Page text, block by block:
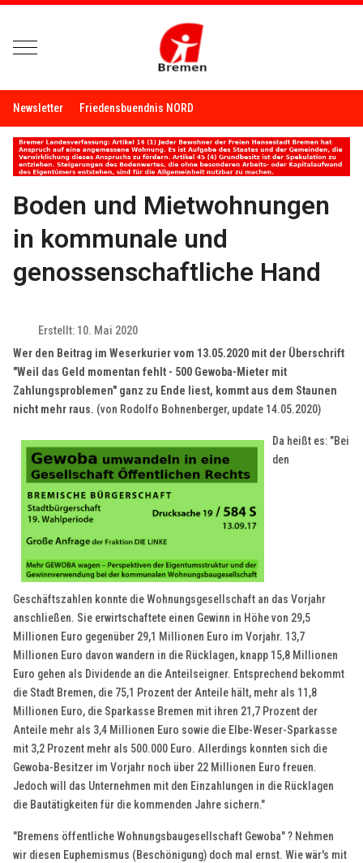
Mobile Menu Toggle
Newsletter Friedensbuendnis NORD
Boden und Mietwohnungen
in kommunale und
genossenschaftliche Hand
Erstellt: 10. Mai 2020
Wer den Beitrag im Weserkurier vom 13.05.2020 mit der Überschrift
"Weil das Geld momentan fehlt - 500 Gewoba-Mieter mit
Zahlungsproblemen" ganz zu Ende liest, kommt aus dem Staunen
nicht mehr raus. (von Rodolfo Bohnenberger, update 14.05.2020)
Da heißt es: "Bei
den
Geschäftszahlen konnte die Wohnungsgesellschaft an das Vorjahr
anschließen. Sie erwirtschaftete einen Gewinn in Höhe von 29,5
Millionen Euro gegenüber 29,1 Millionen Euro im Vorjahr. 13,7
Millionen Euro davon wandern in die Rücklagen, knapp 15,8 Millionen
Euro gehen als Dividende an die Anteilseigner. Entsprechend bekommt
die Stadt Bremen, die 75,1 Prozent der Anteile hält, mehr als 11,8
Millionen Euro, die Sparkasse Bremen mit ihren 21,7 Prozent der
Anteile mehr als 3,4 Millionen Euro sowie die Elbe-Weser-Sparkasse
mit 3,2 Prozent mehr als 500.000 Euro. Allerdings konnten sich die
Gewoba-Besitzer im Vorjahr noch über 22 Millionen Euro freuen.
Jedoch will das Unternehmen mit den Einzahlungen in die Rücklagen
die Bautätigkeiten für die kommenden Jahre sichern."
"Bremens öffentliche Wohnungsbaugesellschaft Gewoba" ? Nehmen
wir diesen Euphemismus (Beschönigung) doch mal ernst. Wie wär's mit